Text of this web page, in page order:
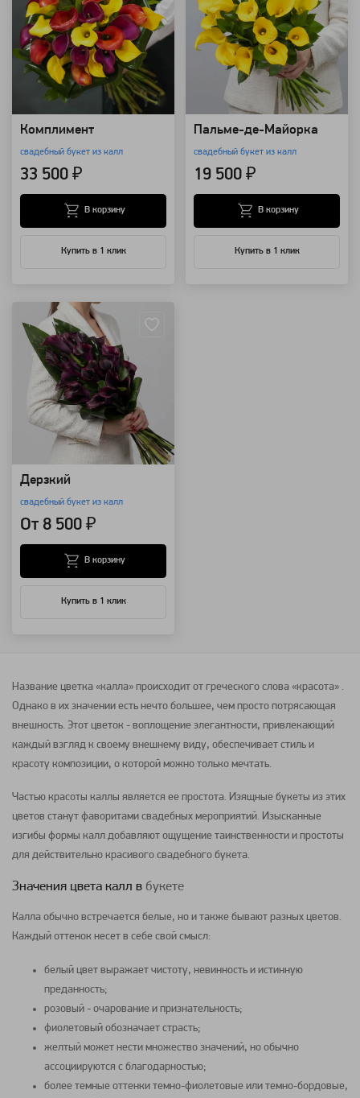
Комплимент
свадебный букет из калл
33 500 ₽
Купить в 1 клик
В корзину
Пальме-де-Майорка
свадебный букет из калл
19 500 ₽
Купить в 1 клик
В корзину
Дерзкий
свадебный букет из калл
От 8 500 ₽
Купить в 1 клик
В корзину
Название цветка «калла» происходит от греческого слова «красота» .
Однако в их значении есть нечто большее, чем просто потрясающая
внешность. Этот цветок - воплощение элегантности, привлекающий
каждый взгляд к своему внешнему виду, обеспечивает стиль и
красоту композиции, о которой можно только мечтать.
Частью красоты каллы является ее простота. Изящные букеты из этих
цветов станут фаворитами свадебных мероприятий. Изысканные
изгибы формы калл добавляют ощущение таинственности и простоты
для действительно красивого свадебного букета.
Значения цвета калл в букете
Калла обычно встречается белые, но и также бывают разных цветов.
Каждый оттенок несет в себе свой смысл:
белый цвет выражает чистоту, невинность и истинную
преданность;
розовый - очарование и признательность;
фиолетовый обозначает страсть;
желтый может нести множество значений, но обычно
ассоциируются с благодарностью;
более темные оттенки темно-фиолетовые или темно-бордовые,